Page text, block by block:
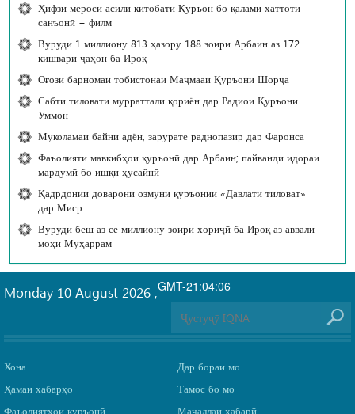
Ҳифзи мероси асили китобати Қуръон бо қалами хаттоти
санъонӣ + филм
Вуруди 1 миллиону 813 ҳазору 188 зоири Арбаин аз 172
кишвари ҷаҳон ба Ироқ
Оғози барномаи тобистонаи Маҷмааи Қуръони Шорҷа
Сабти тиловати мурраттали қориён дар Радиои Қуръони
Уммон
Муколамаи байни адён; зарурате раднопазир дар Фаронса
Фаъолияти мавкибҳои қуръонӣ дар Арбаин; пайванди идораи
мардумӣ бо ишқи ҳусайнӣ
Қадрдонии доварони озмуни қуръонии «Давлати тиловат»
дар Миср
Вуруди беш аз се миллиону зоири хориҷӣ ба Ироқ аз аввали
моҳи Муҳаррам
GMT-21:04:06
Monday 10 August 2026 ,
Хона
Ҳамаи хабарҳо
Фаъолиятҳои қуръонӣ
Дар бораи мо
Тамос бо мо
Маҷаллаи хабарӣ